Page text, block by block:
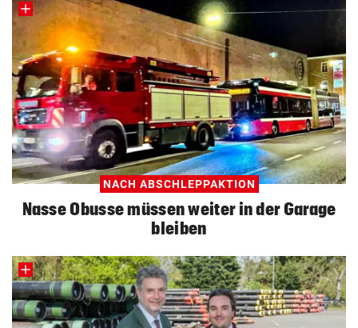
NACH ABSCHLEPPAKTION
Nasse Obusse müssen weiter in der Garage
bleiben